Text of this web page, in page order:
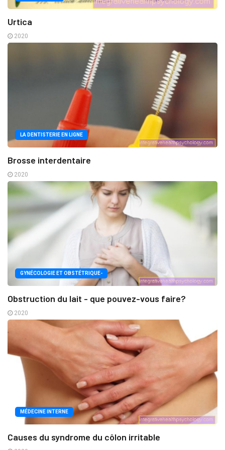
Urtica
2020
LA DENTISTERIE EN LIGNE
Brosse interdentaire
2020
GYNÉCOLOGIE ET OBSTÉTRIQUE-
Obstruction du lait - que pouvez-vous faire?
2020
MÉDECINE INTERNE
Causes du syndrome du côlon irritable